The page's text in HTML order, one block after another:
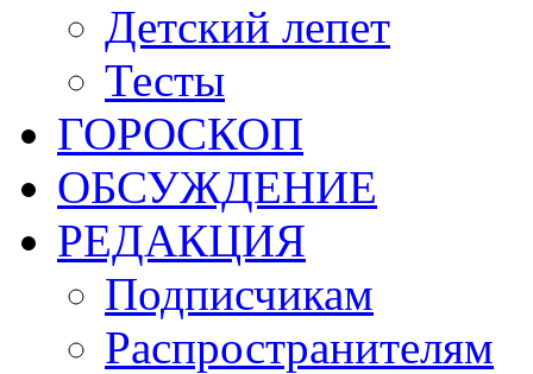
Детский лепет
Тесты
ГОРОСКОП
ОБСУЖДЕНИЕ
РЕДАКЦИЯ
Подписчикам
Распространителям